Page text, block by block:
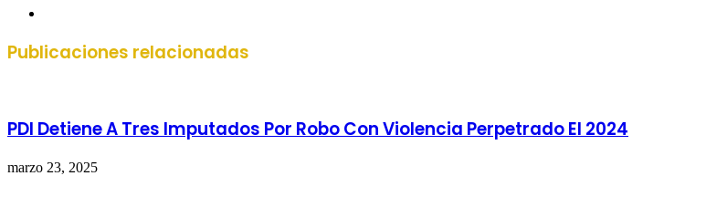
Publicaciones relacionadas
PDI Detiene A Tres Imputados Por Robo Con Violencia Perpetrado El 2024
marzo 23, 2025